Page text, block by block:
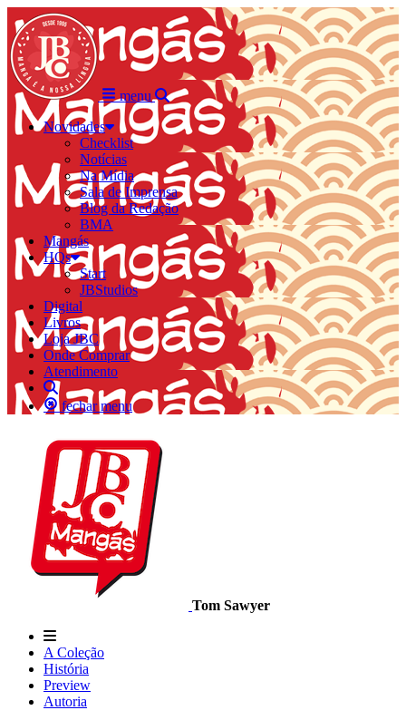
menu
Novidades
Checklist
Notícias
Na Mídia
Sala de Imprensa
Blog da Redação
BMA
Mangás
HQs
Start
JBStudios
Digital
Livros
Loja JBC
Onde Comprar
Atendimento
fechar menu
Tom Sawyer
A Coleção
História
Preview
Autoria